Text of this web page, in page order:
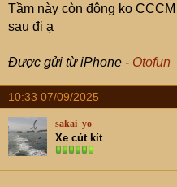
Tầm này còn đông ko
sau đi ạ
Được gửi từ iPhone - Otofun
10:33 07/09/2025
sakai_yo
Xe cút kít